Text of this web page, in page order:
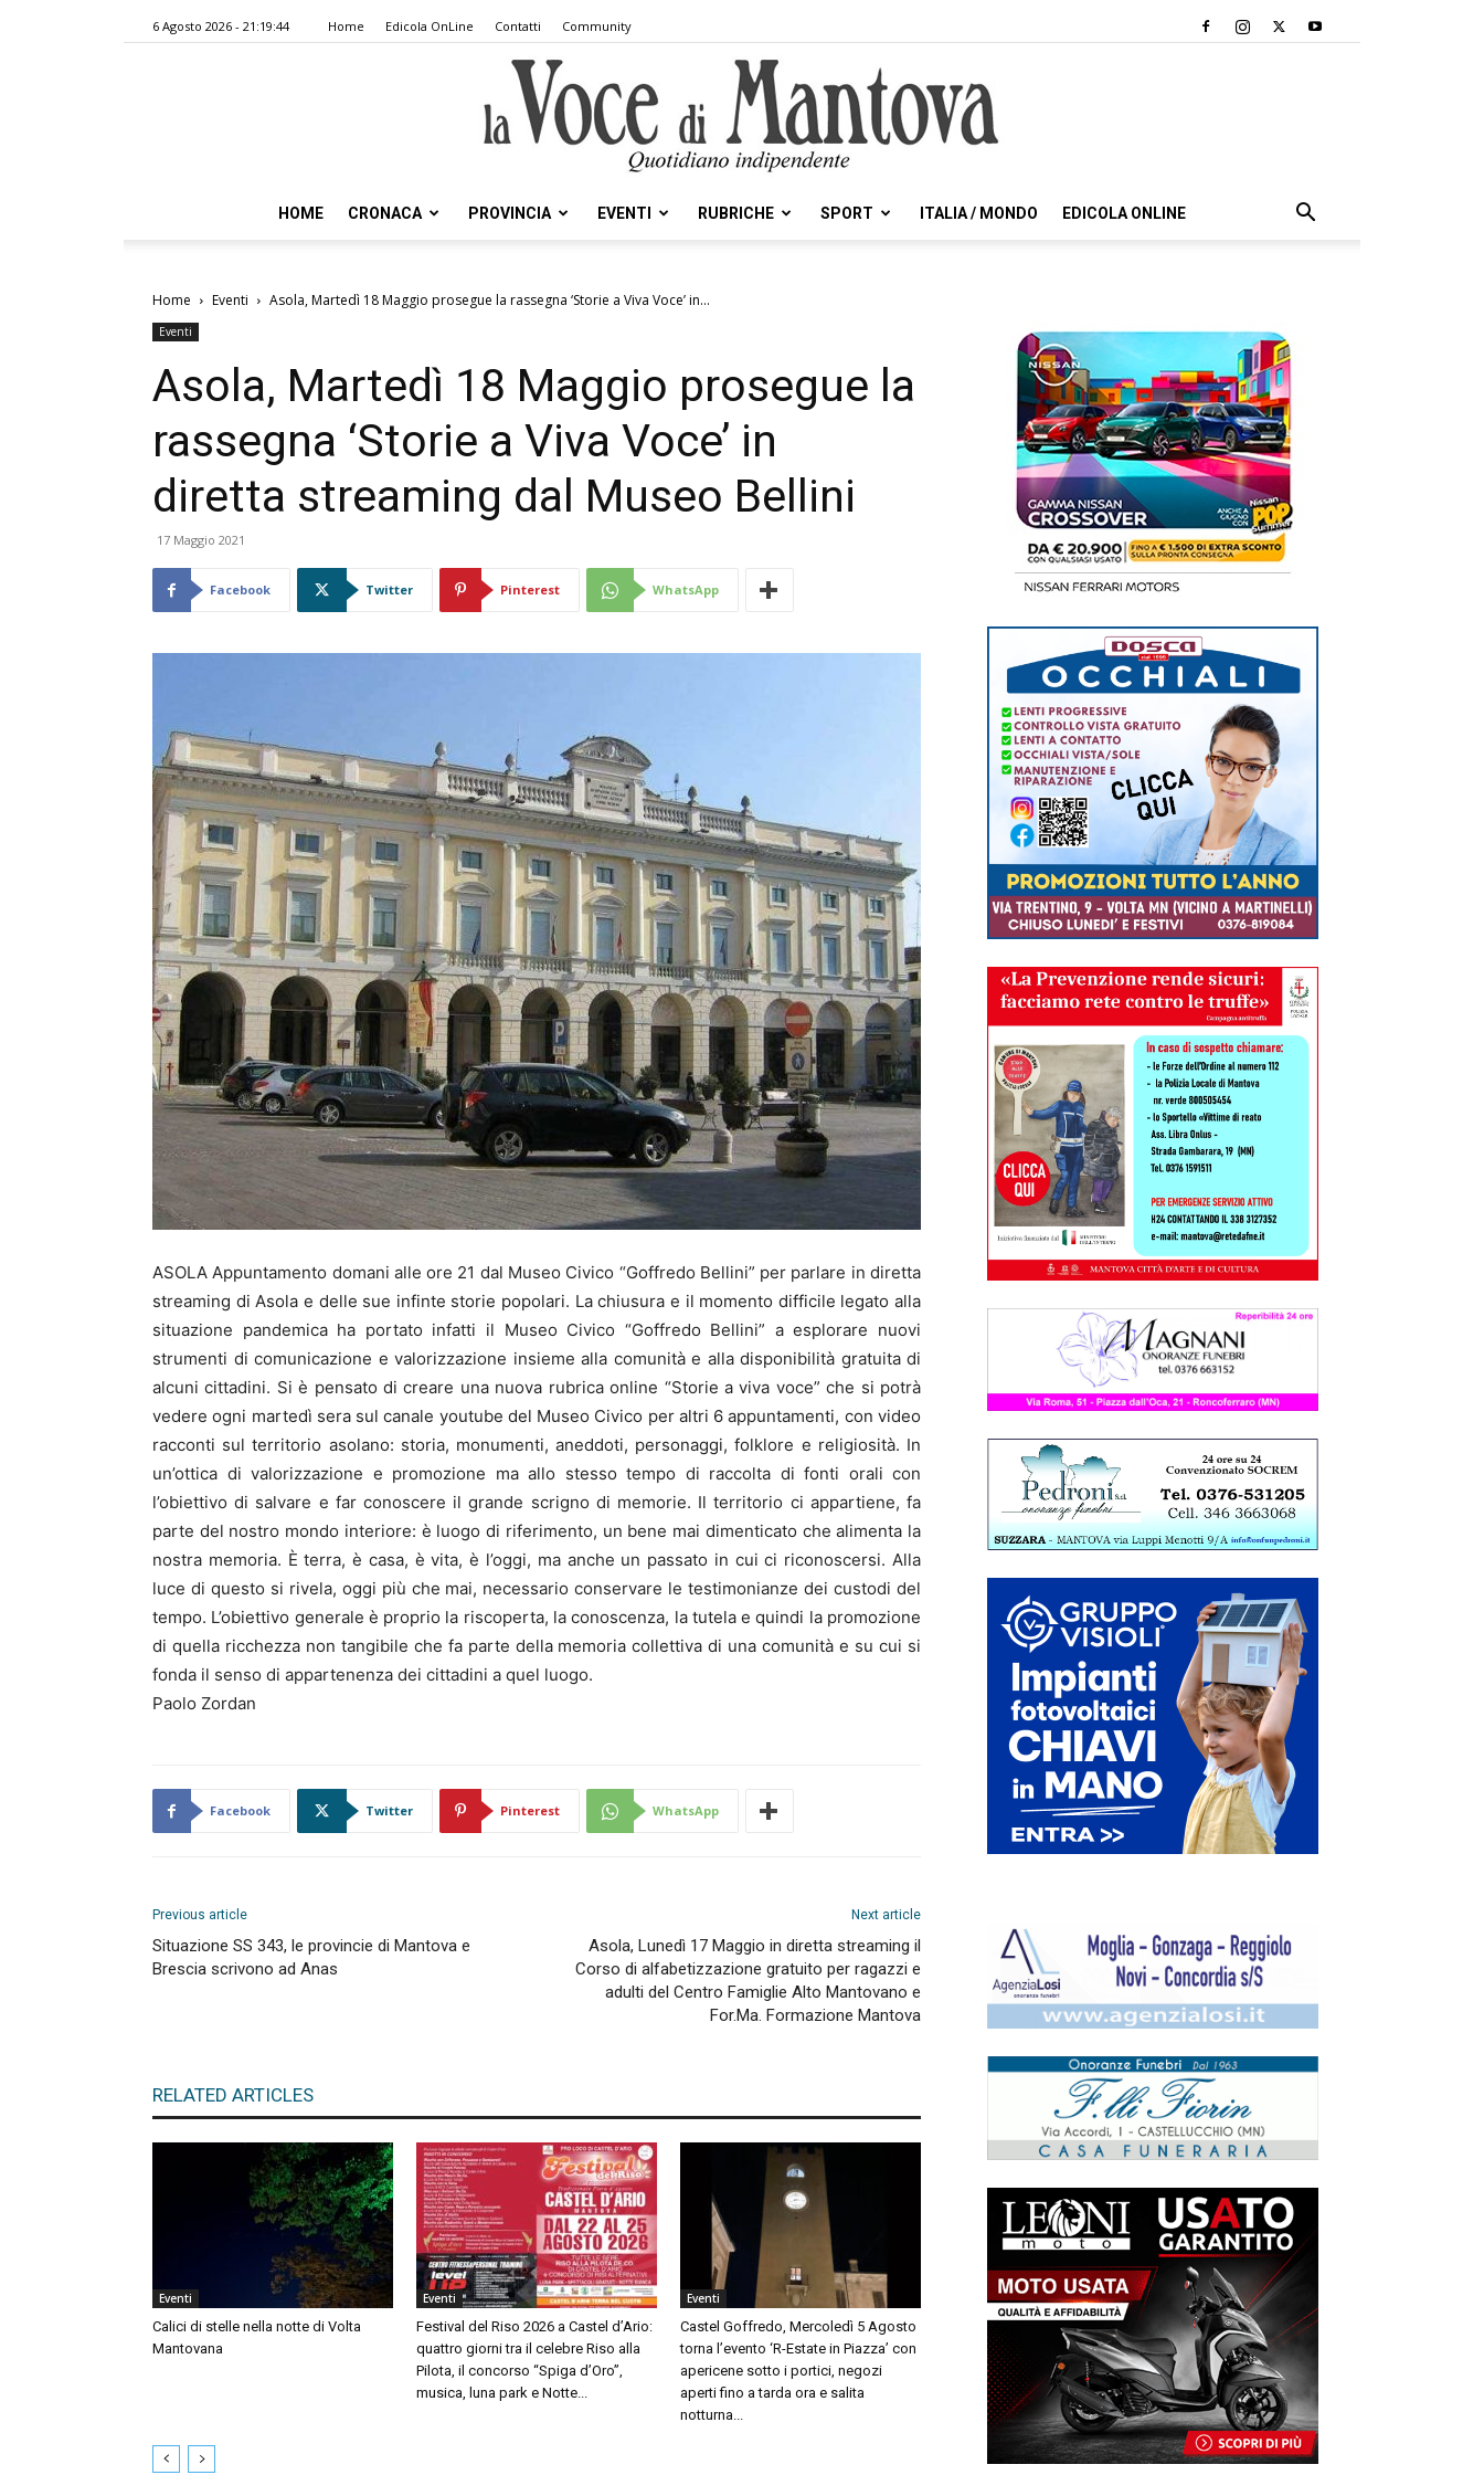
6 Agosto 2026 - 21:19:44 Home Edicola OnLine Contatti Community
Voce
HOME CRONACA PROVINCIA EVENTI RUBRICHE SPORT ITALIA / MONDO EDICOLA ONLINE
Home Eventi Asola, Martedì 18 Maggio prosegue la rassegna ‘Storie a Viva Voce’ in...
Eventi
Asola, Martedì 18 Maggio prosegue la
rassegna ‘Storie a Viva Voce’ in
diretta streaming dal Museo Bellini
17 Maggio 2021
Facebook Twitter Pinterest WhatsApp
ASOLA Appuntamento domani alle ore 21 dal Museo Civico “Goffredo Bellini” per parlare in diretta
streaming di Asola e delle sue infinte storie popolari. La chiusura e il momento difficile legato alla
situazione pandemica ha portato infatti il Museo Civico “Goffredo Bellini” a esplorare nuovi
strumenti di comunicazione e valorizzazione insieme alla comunità e alla disponibilità gratuita di
alcuni cittadini. Si è pensato di creare una nuova rubrica online “Storie a viva voce” che si potrà
vedere ogni martedì sera sul canale youtube del Museo Civico per altri 6 appuntamenti, con video
racconti sul territorio asolano: storia, monumenti, aneddoti, personaggi, folklore e religiosità. In
un’ottica di valorizzazione e promozione ma allo stesso tempo di raccolta di fonti orali con
l’obiettivo di salvare e far conoscere il grande scrigno di memorie. Il territorio ci appartiene, fa
parte del nostro mondo interiore: è luogo di riferimento, un bene mai dimenticato che alimenta la
nostra memoria. È terra, è casa, è vita, è l’oggi, ma anche un passato in cui ci riconoscersi. Alla
luce di questo si rivela, oggi più che mai, necessario conservare le testimonianze dei custodi del
tempo. L’obiettivo generale è proprio la riscoperta, la conoscenza, la tutela e quindi la promozione
di quella ricchezza non tangibile che fa parte della memoria collettiva di una comunità e su cui si
fonda il senso di appartenenza dei cittadini a quel luogo.
Paolo Zordan
Facebook Twitter Pinterest WhatsApp
Previous article
Situazione SS 343, le provincie di Mantova e
Brescia scrivono ad Anas
Next article
Asola, Lunedì 17 Maggio in diretta streaming il
Corso di alfabetizzazione gratuito per ragazzi e
adulti del Centro Famiglie Alto Mantovano e
For.Ma. Formazione Mantova
RELATED ARTICLES
Eventi
Calici di stelle nella notte di Volta
Mantovana
Eventi
Festival del Riso 2026 a Castel d’Ario:
quattro giorni tra il celebre Riso alla
Pilota, il concorso “Spiga d’Oro”,
musica, luna park e Notte...
Eventi
Castel Goffredo, Mercoledì 5 Agosto
torna l’evento ‘R-Estate in Piazza’ con
apericene sotto i portici, negozi
aperti fino a tarda ora e salita
notturna...